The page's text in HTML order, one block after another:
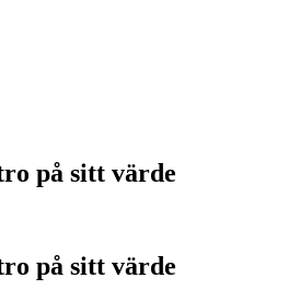
på sitt värde
på sitt värde